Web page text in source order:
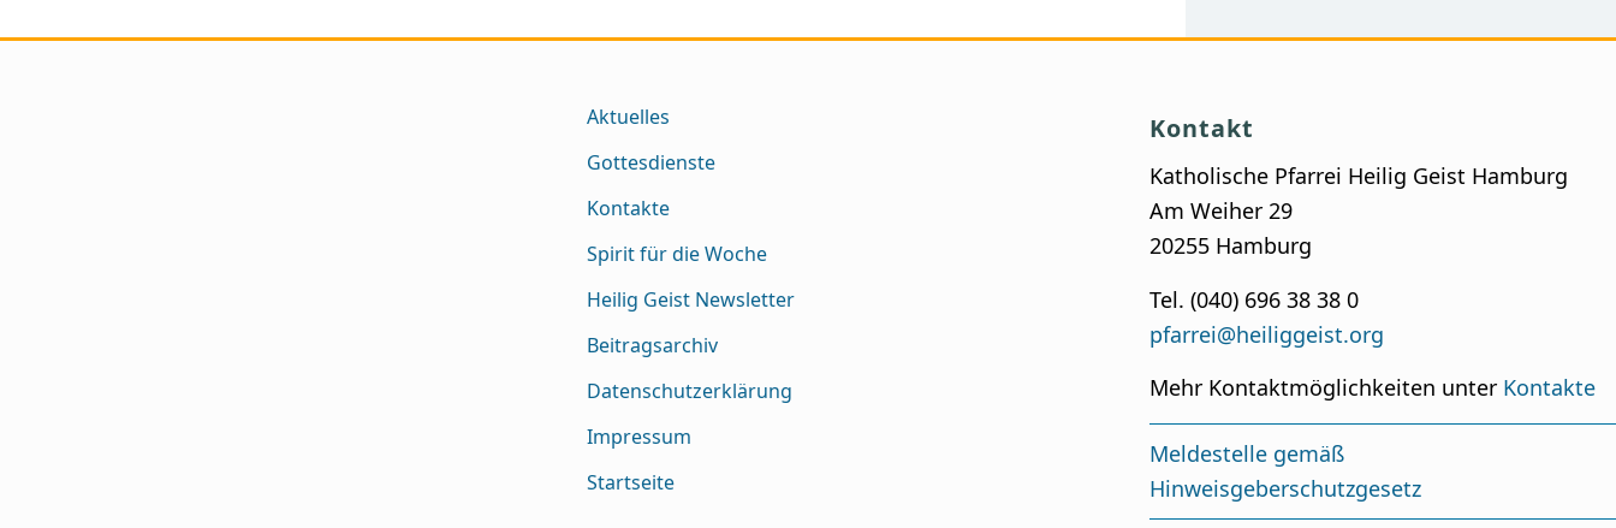
Aktuelles
Gottesdienste
Kontakte
Spirit für die Woche
Heilig Geist Newsletter
Beitragsarchiv
Datenschutzerklärung
Impressum
Startseite
Kontakt
Katholische Pfarrei Heilig Geist Hamburg
Am Weiher 29
20255 Hamburg
Tel. (040) 696 38 38 0
pfarrei@heiliggeist.org
Mehr Kontaktmöglichkeiten unter Kontakte
Meldestelle gemäß
Hinweisgeberschutzgesetz